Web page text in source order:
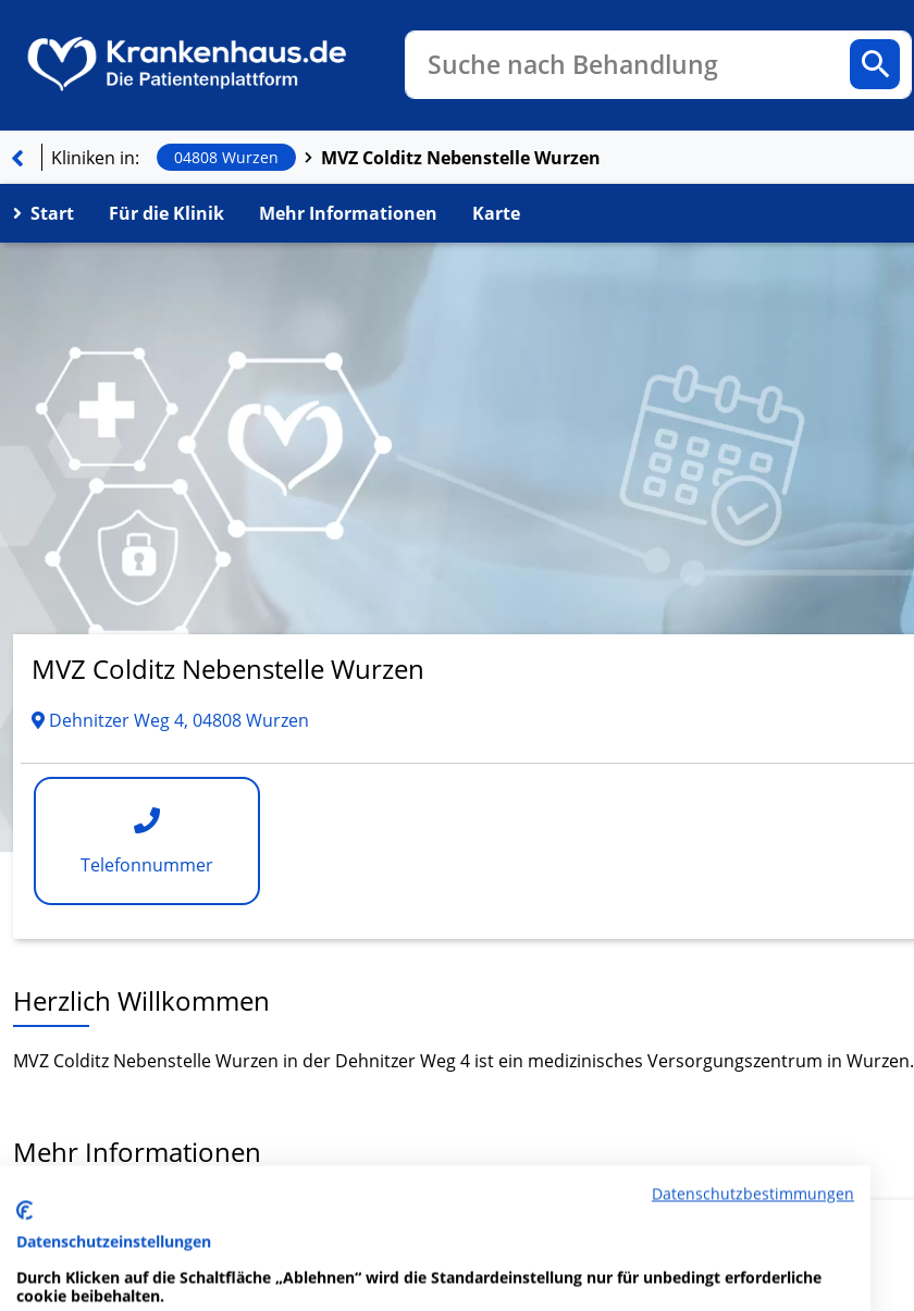
Suche nach Behandlung
Kliniken in: 04808 Wurzen MVZ Colditz Nebenstelle Wurzen
Start Für die Klinik Mehr Informationen Karte
MVZ Colditz Nebenstelle Wurzen
Dehnitzer Weg 4, 04808 Wurzen
Telefonnummer
Herzlich Willkommen
MVZ Colditz Nebenstelle Wurzen in der Dehnitzer Weg 4 ist ein medizinisches Versorgungszentrum in Wurzen.
Mehr Informationen
FAQ
Hier ﬁnden Sie häuﬁg gestellte Fragen zu dieser Klinik.
Datenschutzbestimmungen
Datenschutzeinstellungen
Durch Klicken auf die Schaltfläche „Ablehnen“ wird die Standardeinstellung nur für unbedingt erforderliche
cookie beibehalten.